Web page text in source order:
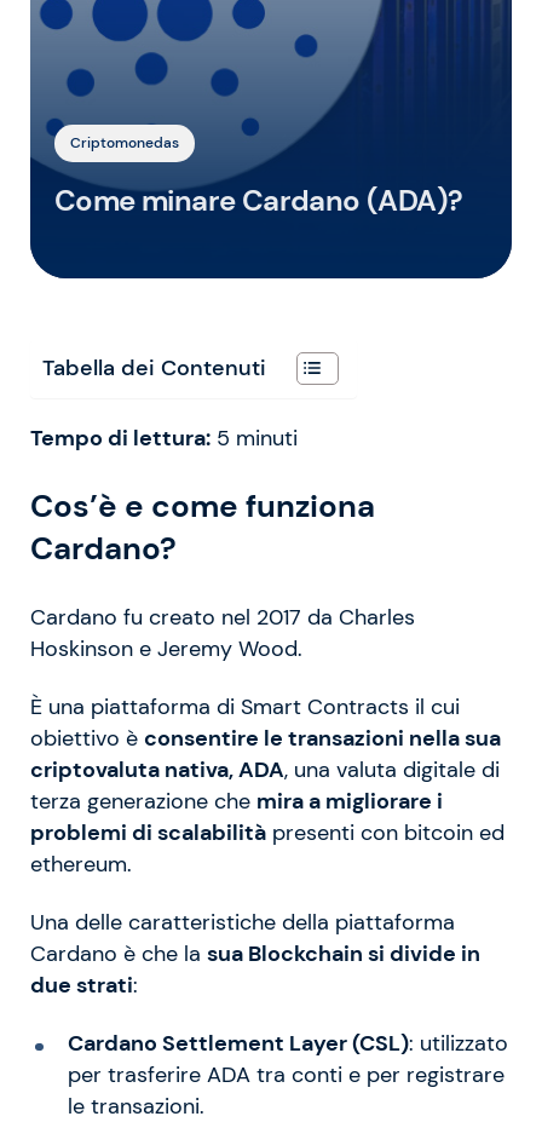
Criptomonedas
Come minare Cardano (ADA)?
Tabella dei Contenuti
Tempo di lettura: 5 minuti
Cos’è e come funziona
Cardano?
Cardano fu creato nel 2017 da Charles
Hoskinson e Jeremy Wood.
È una piattaforma di Smart Contracts il cui
obiettivo è consentire le transazioni nella sua
criptovaluta nativa, ADA, una valuta digitale di
terza generazione che mira a migliorare i
problemi di scalabilità presenti con bitcoin ed
ethereum.
Una delle caratteristiche della piattaforma
Cardano è che la sua Blockchain si divide in
due strati:
Cardano Settlement Layer (CSL): utilizzato
per trasferire ADA tra conti e per registrare
le transazioni.